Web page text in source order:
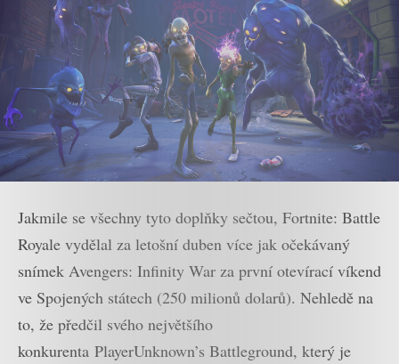
Jakmile se všechny tyto doplňky sečtou, Fortnite: Battle
Royale vydělal za letošní duben více jak očekávaný
snímek Avengers: Infinity War za první otevírací víkend
ve Spojených státech (250 milionů dolarů). Nehledě na
to, že předčil svého největšího
konkurenta PlayerUnknown’s Battleground, který je